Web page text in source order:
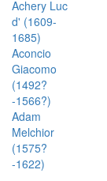
Achery Luc
d' (1609-
1685)
Aconcio
Giacomo
(1492?
-1566?)
Adam
Melchior
(1575?
-1622)